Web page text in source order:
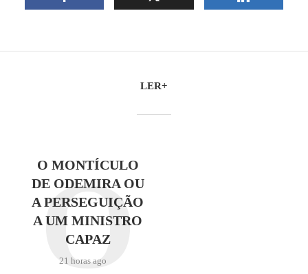
LER+
O MONTÍCULO
DE ODEMIRA OU
A PERSEGUIÇÃO
A UM MINISTRO
CAPAZ
21 horas ago
O